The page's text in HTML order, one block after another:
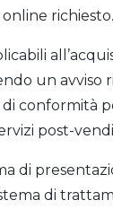
richiesto.
un avviso
conformità
post-
di
di